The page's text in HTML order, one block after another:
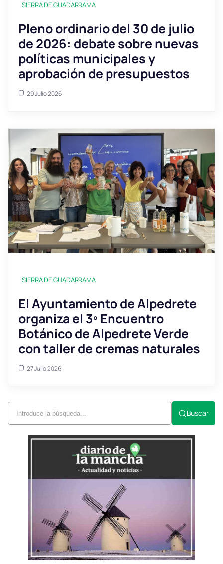
SIERRA DE GUADARRAMA
Pleno ordinario del 30 de julio
de 2026: debate sobre nuevas
políticas municipales y
aprobación de presupuestos
29 Julio 2026
SIERRA DE GUADARRAMA
El Ayuntamiento de Alpedrete
organiza el 3º Encuentro
Botánico de Alpedrete Verde
con taller de cremas naturales
27 Julio 2026
Buscar